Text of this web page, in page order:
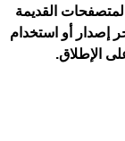
المتصفحات القديمة
إصدار أو استخدام
الإطلاق.